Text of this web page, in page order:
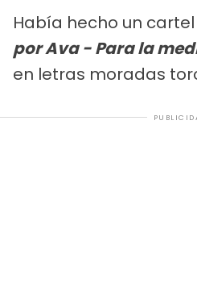
Había hecho un cartel
por Ava - Para la
en letras moradas